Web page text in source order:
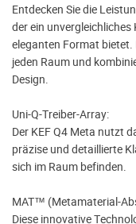
Entdecken Sie die
der ein
eleganten Format
jeden Raum und
Design.
Uni-Q-Treiber-Array:
Der KEF Q4 Meta nutzt
präzise und detaillierte
sich im Raum befinden.
MAT™ (Metamaterial-
Diese innovative